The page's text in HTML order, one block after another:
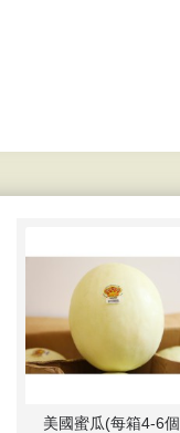
美國蜜瓜(每箱4-6